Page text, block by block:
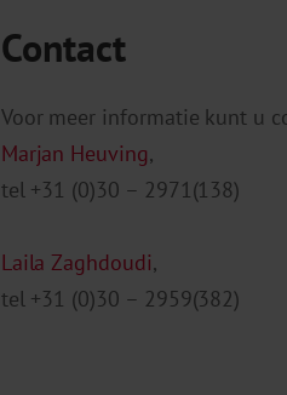
Contact
Voor meer informatie kunt u
Marjan Heuving,
tel +31 (0)30 – 2971(138)
Laila Zaghdoudi,
tel +31 (0)30 – 2959(382)